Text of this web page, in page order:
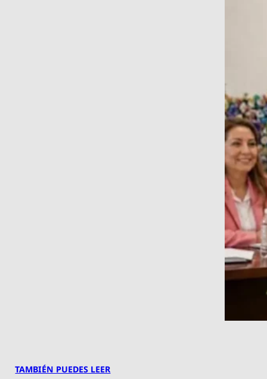
TAMBIÉN PUEDES LEER